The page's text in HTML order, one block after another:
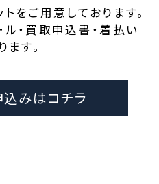
をご用意しております。
・買取申込書・着払い
す。
込みはコチラ